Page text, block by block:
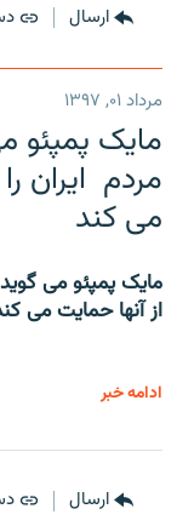
ارسال
مرداد ۰۱, ۱۳۹۷
مایک پمپئو
مردم ایران
می کند
مایک پمپئو می
از آنها حمایت می
ادامه خبر
ارسال